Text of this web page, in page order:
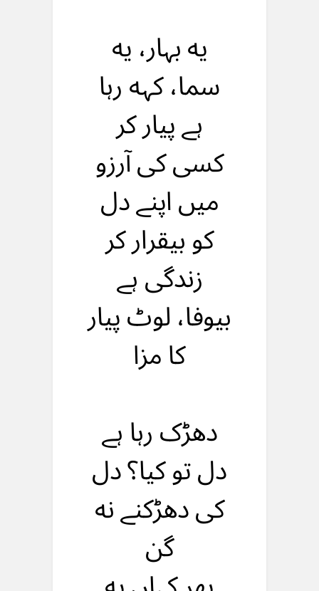
یه بہار، یه
سما، کہه رہا
ہے پیار کر
کسی کی آرزو
میں اپنے دل
کو بیقرار کر
زندگی ہے
بیوفا، لوٹ پیار
کا مزا
دهڑک رہا ہے
دل تو کیا؟ دل
کی دهڑکنے نه
گن